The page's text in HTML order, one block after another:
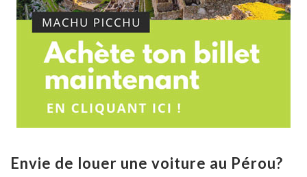
Envie de louer une voiture au Pérou?